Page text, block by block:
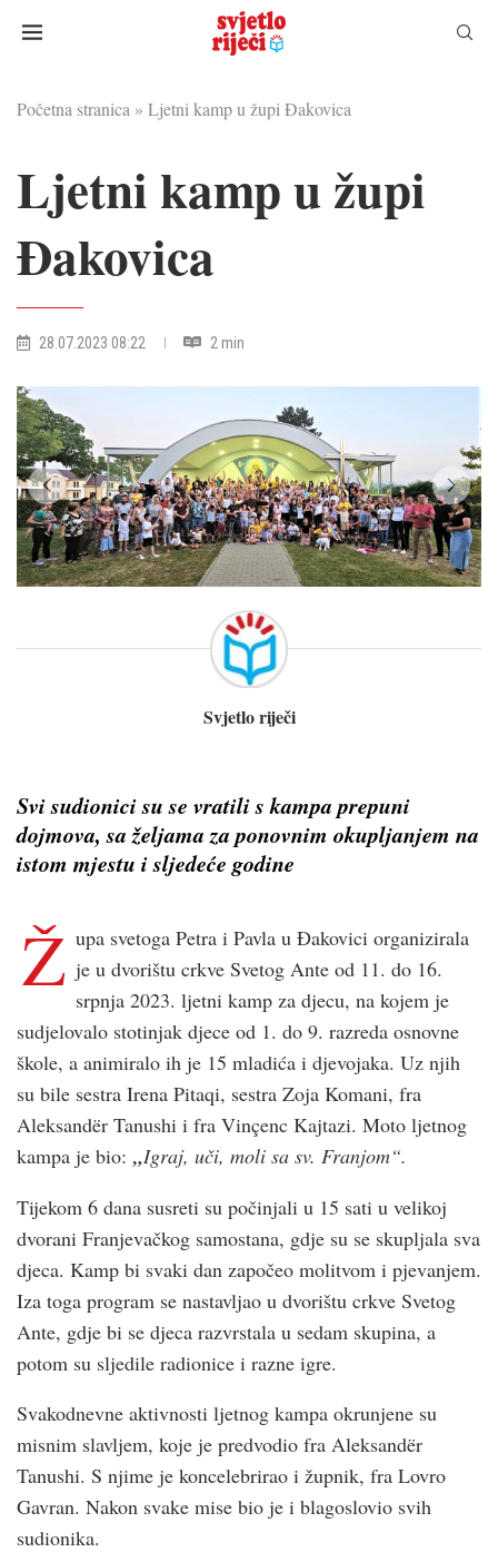
Početna stranica » Ljetni kamp u župi Đakovica
Ljetni kamp u župi
Đakovica
28.07.2023 08:22 2 min
Svjetlo riječi
Svi sudionici su se vratili s kampa prepuni
dojmova, sa željama za ponovnim okupljanjem na
istom mjestu i sljedeće godine
Ž upa svetoga Petra i Pavla u Đakovici organizirala
je u dvorištu crkve Svetog Ante od 11. do 16.
srpnja 2023. ljetni kamp za djecu, na kojem je
sudjelovalo stotinjak djece od 1. do 9. razreda osnovne
škole, a animiralo ih je 15 mladića i djevojaka. Uz njih
su bile sestra Irena Pitaqi, sestra Zoja Komani, fra
Aleksandër Tanushi i fra Vinçenc Kajtazi. Moto ljetnog
kampa je bio: „Igraj, uči, moli sa sv. Franjom“.
Tijekom 6 dana susreti su počinjali u 15 sati u velikoj
dvorani Franjevačkog samostana, gdje su se skupljala sva
djeca. Kamp bi svaki dan započeo molitvom i pjevanjem.
Iza toga program se nastavljao u dvorištu crkve Svetog
Ante, gdje bi se djeca razvrstala u sedam skupina, a
potom su sljedile radionice i razne igre.
Svakodnevne aktivnosti ljetnog kampa okrunjene su
misnim slavljem, koje je predvodio fra Aleksandër
Tanushi. S njime je koncelebrirao i župnik, fra Lovro
Gavran. Nakon svake mise bio je i blagoslovio svih
sudionika.